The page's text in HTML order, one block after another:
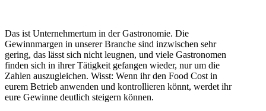
Das ist Unternehmertum in der Gastronomie. Die
Gewinnmargen in unserer Branche sind inzwischen sehr
gering, das lässt sich nicht leugnen, und viele Gastronomen
finden sich in ihrer Tätigkeit gefangen wieder, nur um die
Zahlen auszugleichen. Wisst: Wenn ihr den Food Cost in
eurem Betrieb anwenden und kontrollieren könnt, werdet ihr
eure Gewinne deutlich steigern können.